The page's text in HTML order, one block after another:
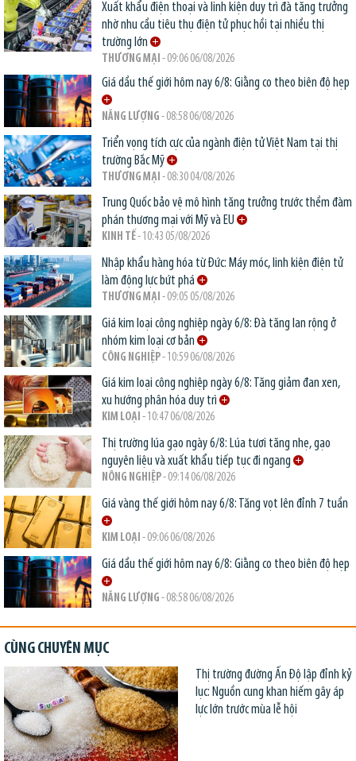
Xuất khẩu điện thoại và linh kiện duy trì đà tăng trưởng
nhờ nhu cầu tiêu thụ điện tử phục hồi tại nhiều thị
trường lớn
THƯƠNG MẠI - 09:06 06/08/2026
Giá dầu thế giới hôm nay 6/8: Giằng co theo biên độ hẹp
NĂNG LƯỢNG - 08:58 06/08/2026
Triển vọng tích cực của ngành điện tử Việt Nam tại thị
trường Bắc Mỹ
THƯƠNG MẠI - 08:30 04/08/2026
Trung Quốc bảo vệ mô hình tăng trưởng trước thềm đàm
phán thương mại với Mỹ và EU
KINH TẾ- 10:43 05/08/2026
Nhập khẩu hàng hóa từ Đức: Máy móc, linh kiện điện tử
làm động lực bứt phá
THƯƠNG MẠI - 09:05 05/08/2026
Giá kim loại công nghiệp ngày 6/8: Đà tăng lan rộng ở
nhóm kim loại cơ bản
CÔNG NGHIỆP- 10:59 06/08/2026
Giá kim loại công nghiệp ngày 6/8: Tăng giảm đan xen,
xu hướng phân hóa duy trì
KIM LOẠI - 10:47 06/08/2026
Thị trường lúa gạo ngày 6/8: Lúa tươi tăng nhẹ, gạo
nguyên liệu và xuất khẩu tiếp tục đi ngang
NÔNG NGHIỆP- 09:14 06/08/2026
Giá vàng thế giới hôm nay 6/8: Tăng vọt lên đỉnh 7 tuần
KIM LOẠI - 09:06 06/08/2026
Giá dầu thế giới hôm nay 6/8: Giằng co theo biên độ hẹp
NĂNG LƯỢNG - 08:58 06/08/2026
CÙNG CHUYÊN MỤC
Thị trường đường Ấn Độ lập đỉnh kỷ
lục: Nguồn cung khan hiếm gây áp
lực lớn trước mùa lễ hội